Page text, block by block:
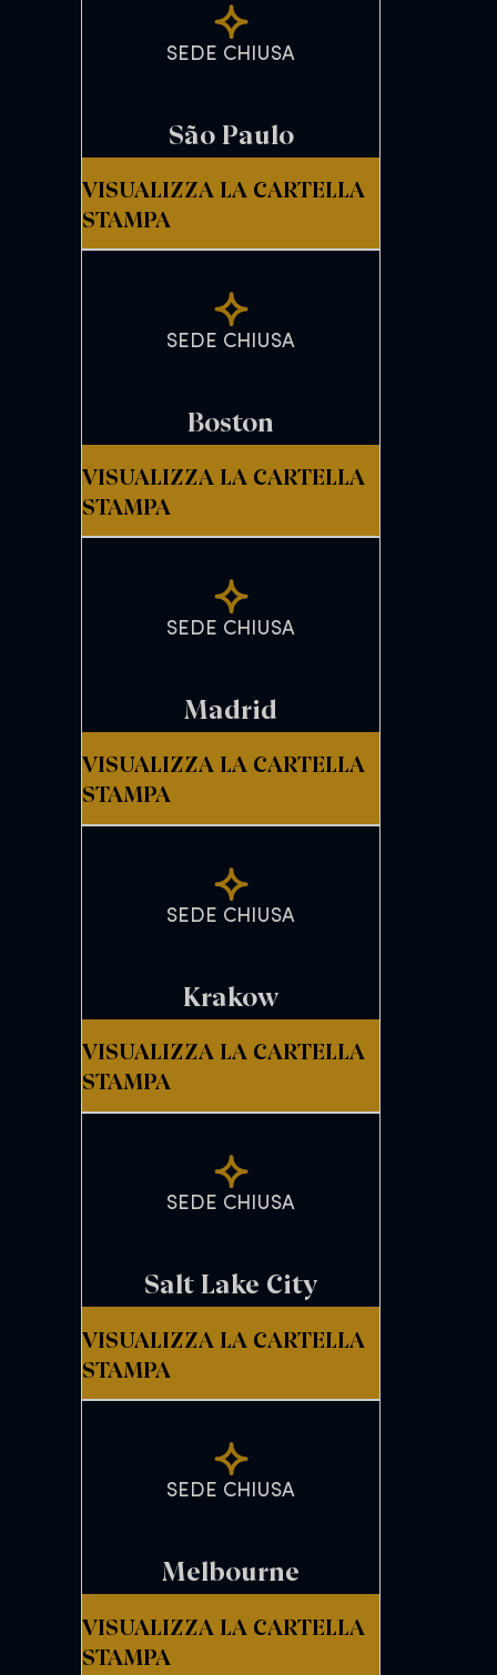
SEDE CHIUSA
São Paulo
VISUALIZZA LA CARTELLA
STAMPA
SEDE CHIUSA
Boston
VISUALIZZA LA CARTELLA
STAMPA
SEDE CHIUSA
Madrid
VISUALIZZA LA CARTELLA
STAMPA
SEDE CHIUSA
Krakow
VISUALIZZA LA CARTELLA
STAMPA
SEDE CHIUSA
Salt Lake City
VISUALIZZA LA CARTELLA
STAMPA
SEDE CHIUSA
Melbourne
VISUALIZZA LA CARTELLA
STAMPA